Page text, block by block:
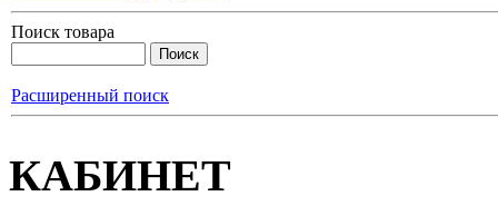
Поиск товара
Расширенный поиск
КАБИНЕТ